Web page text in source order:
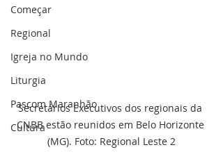
Começar
Regional
Igreja no Mundo
Liturgia
Pascom Maranhão
Cultura
Secretários Executivos dos regionais da
CNBB estão reunidos em Belo Horizonte
(MG). Foto: Regional Leste 2